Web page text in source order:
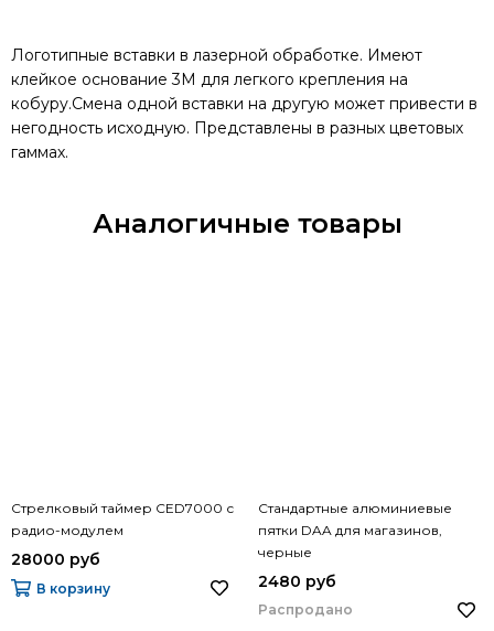
Логотипные вставки в лазерной обработке. Имеют
клейкое основание 3М для легкого крепления на
кобуру.Смена одной вставки на другую может привести в
негодность исходную. Представлены в разных цветовых
гаммах.
Аналогичные товары
Стрелковый таймер CED7000 с
радио-модулем
28000 руб
В корзину
Стандартные алюминиевые
пятки DAA для магазинов,
черные
2480 руб
Распродано